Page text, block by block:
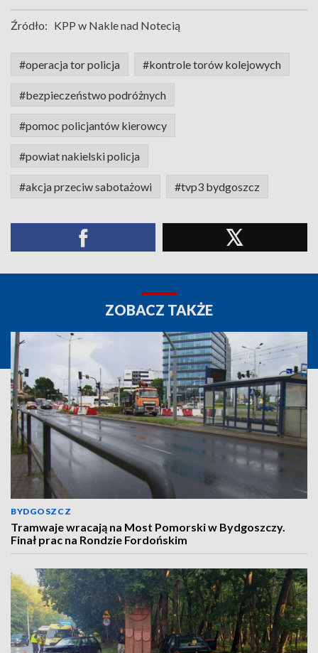
Źródło: KPP w Nakle nad Notecią
#operacja tor policja #kontrole torów kolejowych
#bezpieczeństwo podróżnych
#pomoc policjantów kierowcy
#powiat nakielski policja
#akcja przeciw sabotażowi #tvp3 bydgoszcz
ZOBACZ TAKŻE
BYDGOSZCZ
Tramwaje wracają na Most Pomorski w Bydgoszczy.
Finał prac na Rondzie Fordońskim